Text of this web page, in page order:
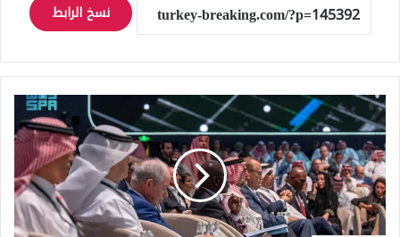
نسخ الرابط
يركز
قسم
الصناعات
السمكية
على
الأسواق
الجديدة